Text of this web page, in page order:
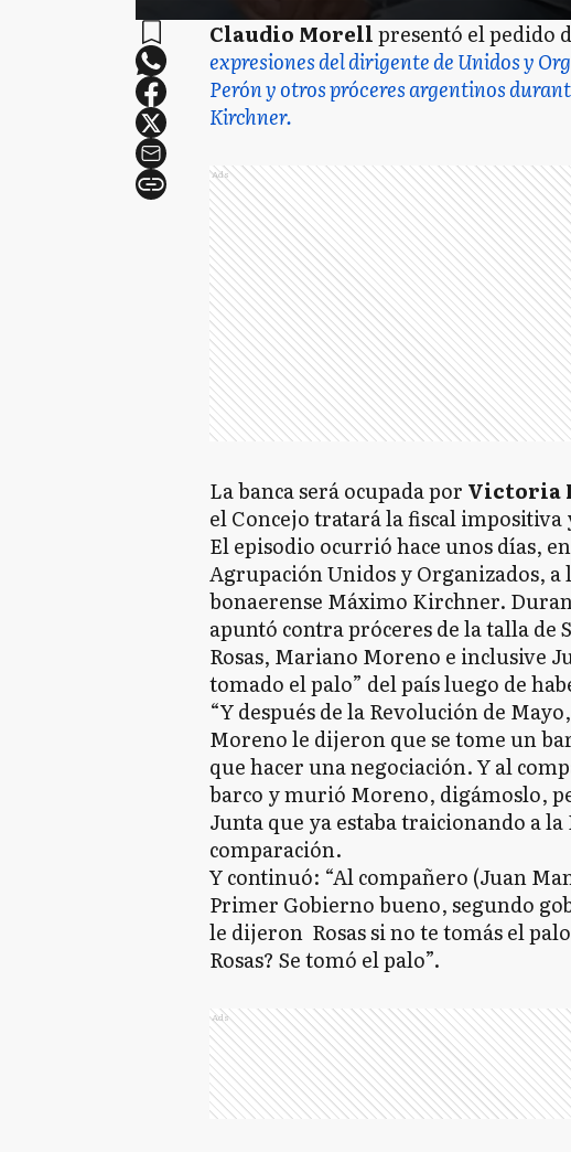
Claudio Morellpresentó el pedido
expresiones del dirigente de Unidos y
Perón y otros próceres argentinos
Kirchner.
Ads
La banca será ocupada por Victoria
el Concejo tratará la fiscal impositiva
El episodio ocurrió hace unos días,
Agrupación Unidos y Organizados, a
bonaerense Máximo Kirchner.
apuntó contra próceres de la talla de
Rosas, Mariano Moreno e inclusive
tomado el palo” del país luego de
“Y después de la Revolución de
Moreno le dijeron que se tome un
que hacer una negociación. Y al
barco y murió Moreno, digámoslo,
Junta que ya estaba traicionando a
comparación.
Y continuó: “Al compañero (Juan
Primer Gobierno bueno, segundo
le dijeron Rosas si no te tomás el
Rosas? Se tomó el palo”.
Ads